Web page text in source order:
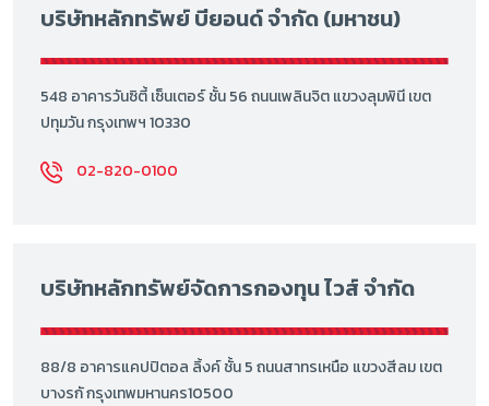
บริษัทหลักทรัพย์ บียอนด์ จำกัด (มหาชน)
548 อาคารวันซิตี้ เซ็นเตอร์ ชั้น 56 ถนนเพลินจิต แขวงลุมพินี เขต
ปทุมวัน กรุงเทพฯ 10330
02-820-0100
บริษัทหลักทรัพย์จัดการกองทุน ไวส์ จำกัด
88/8 อาคารแคปปิตอล ลิ้งค์ ชั้น 5 ถนนสาทรเหนือ แขวงสีลม เขต
บางรกั กรุงเทพมหานคร10500